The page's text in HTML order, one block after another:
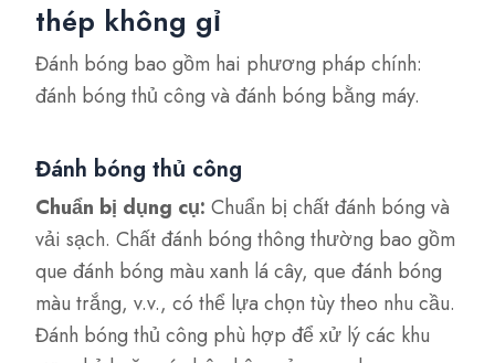
thép không gỉ
Đánh bóng bao gồm hai phương pháp chính:
đánh bóng thủ công và đánh bóng bằng máy.
Đánh bóng thủ công
Chuẩn bị dụng cụ:Chuẩn bị chất đánh bóng và
vải sạch. Chất đánh bóng thông thường bao gồm
que đánh bóng màu xanh lá cây, que đánh bóng
màu trắng, v.v., có thể lựa chọn tùy theo nhu cầu.
Đánh bóng thủ công phù hợp để xử lý các khu